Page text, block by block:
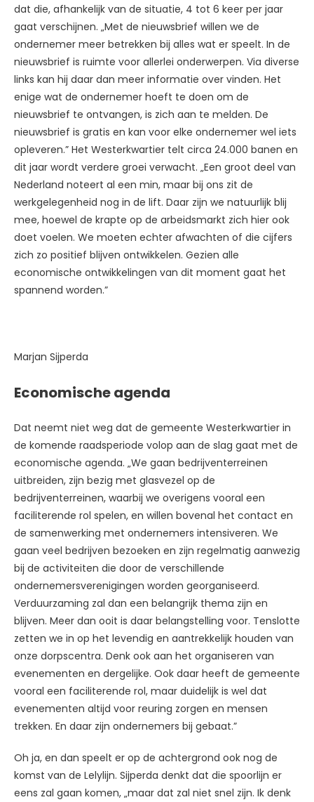
dat die, afhankelijk van de situatie, 4 tot 6 keer per jaar
gaat verschijnen. „Met de nieuwsbrief willen we de
ondernemer meer betrekken bij alles wat er speelt. In de
nieuwsbrief is ruimte voor allerlei onderwerpen. Via diverse
links kan hij daar dan meer informatie over vinden. Het
enige wat de ondernemer hoeft te doen om de
nieuwsbrief te ontvangen, is zich aan te melden. De
nieuwsbrief is gratis en kan voor elke ondernemer wel iets
opleveren.” Het Westerkwartier telt circa 24.000 banen en
dit jaar wordt verdere groei verwacht. „Een groot deel van
Nederland noteert al een min, maar bij ons zit de
werkgelegenheid nog in de lift. Daar zijn we natuurlijk blij
mee, hoewel de krapte op de arbeidsmarkt zich hier ook
doet voelen. We moeten echter afwachten of die cijfers
zich zo positief blijven ontwikkelen. Gezien alle
economische ontwikkelingen van dit moment gaat het
spannend worden.”
Marjan Sijperda
Economische agenda
Dat neemt niet weg dat de gemeente Westerkwartier in
de komende raadsperiode volop aan de slag gaat met de
economische agenda. „We gaan bedrijventerreinen
uitbreiden, zijn bezig met glasvezel op de
bedrijventerreinen, waarbij we overigens vooral een
faciliterende rol spelen, en willen bovenal het contact en
de samenwerking met ondernemers intensiveren. We
gaan veel bedrijven bezoeken en zijn regelmatig aanwezig
bij de activiteiten die door de verschillende
ondernemersverenigingen worden georganiseerd.
Verduurzaming zal dan een belangrijk thema zijn en
blijven. Meer dan ooit is daar belangstelling voor. Tenslotte
zetten we in op het levendig en aantrekkelijk houden van
onze dorpscentra. Denk ook aan het organiseren van
evenementen en dergelijke. Ook daar heeft de gemeente
vooral een faciliterende rol, maar duidelijk is wel dat
evenementen altijd voor reuring zorgen en mensen
trekken. En daar zijn ondernemers bij gebaat.”
Oh ja, en dan speelt er op de achtergrond ook nog de
komst van de Lelylijn. Sijperda denkt dat die spoorlijn er
eens zal gaan komen, „maar dat zal niet snel zijn. Ik denk